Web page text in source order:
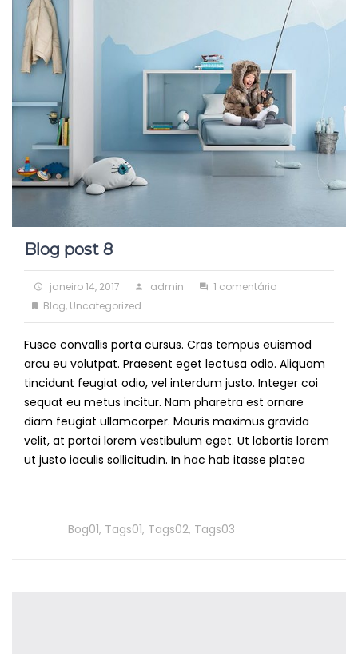
Blog post 8
Posted
on
janeiro 14, 2017 Author
admin 1 comentárioem
post
8
Categories
Blog, Uncategorized
Fusce convallis porta cursus. Cras tempus euismod
arcu eu volutpat. Praesent eget lectusa odio. Aliquam
tincidunt feugiat odio, vel interdum justo. Integer coi
sequat eu metus incitur. Nam pharetra est ornare
diam feugiat ullamcorper. Mauris maximus gravida
velit, at portai lorem vestibulum eget. Ut lobortis lorem
ut justo iaculis sollicitudin. In hac hab itasse platea
Bog01, Tags01, Tags02, Tags03